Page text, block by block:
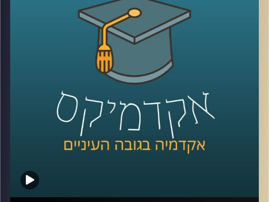
אבל זה בדיוק מה שד"ר דפנה קופלמן-רובין מביה"ס ברוך
איבצ'ר לפסיכולוגיה עושה במסגרת היחידה ללקויות למידה
וקשב (שכבר מתרחבת והופכת למכון), ותכנית א.י.ל שמוטמעת
במאות גני ילדים, בתי ספר וחטיבות ביניים.
למצוא תרגום ראוי למושג לעברית
קרדיט תמונות:AudioVersity